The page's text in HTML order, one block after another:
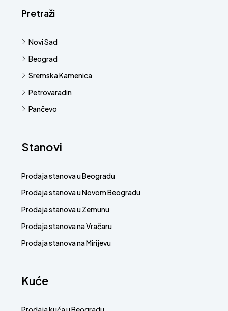
Pretraži
Novi Sad
Beograd
Sremska Kamenica
Petrovaradin
Pančevo
Stanovi
Prodaja stanova u Beogradu
Prodaja stanova u Novom Beogradu
Prodaja stanova u Zemunu
Prodaja stanova na Vračaru
Prodaja stanova na Mirijevu
Kuće